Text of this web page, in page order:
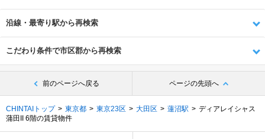
沿線・最寄り駅から再検索
こだわり条件で市区郡から再検索
前のページへ戻る ページの先頭へ
CHINTAIトップ 東京都 東京23区 大田区 蓮沼駅
ディアレイシャス
蒲田II 6階の賃貸物件